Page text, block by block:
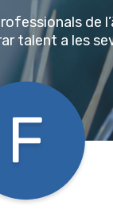
de
talent a les